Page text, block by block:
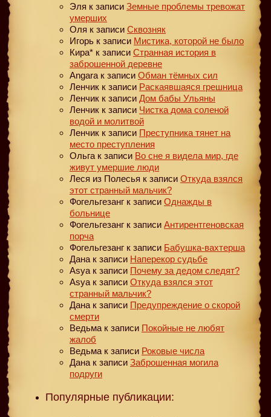
Эля к записи Земные проблемы тревожат
умерших
Оля к записи Сквозняк
Игорь к записи Мистика, которой не было
Кира* к записи Странная история в
заброшенной деревне
Angara к записи Обман тёмных сил
Ленчик к записи Раскаявшаяся грешница
Ленчик к записи Дом бабы Ульяны
Ленчик к записи Чистка дома соленой
водой и молитвой
Ленчик к записи Преступника тянет на
место преступления
Ольга к записи Во сне я видела мир, где
живут умершие люди
Леся из Полесья к записи Откуда взялся
этот странный мальчик?
Фогельгезанг к записи Однажды в
больнице
Фогельгезанг к записи Антирентгеновская
порча
Фогельгезанг к записи Бабушка-вахтерша
Дана к записи Наперекор судьбе
Asya к записи Почему за дедом следят?
Asya к записи Откуда взялся этот
странный мальчик?
Дана к записи Предупреждение о скорой
смерти
Ведьма к записи Покойные не любят
жалоб
Ведьма к записи Роковые числа
Дана к записи Заброшенная могила
подруги
Популярные публикации: